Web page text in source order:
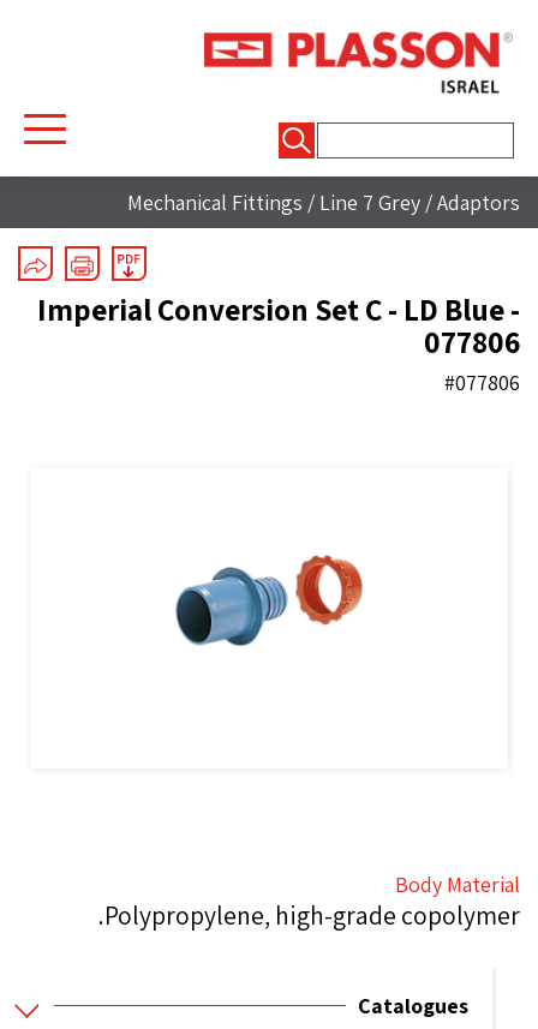
Mechanical Fittings / Line 7 Grey /Adaptors
Imperial Conversion Set C - LD Blue -
077806
#077806
Body Material
Polypropylene, high-grade copolymer.
Catalogues